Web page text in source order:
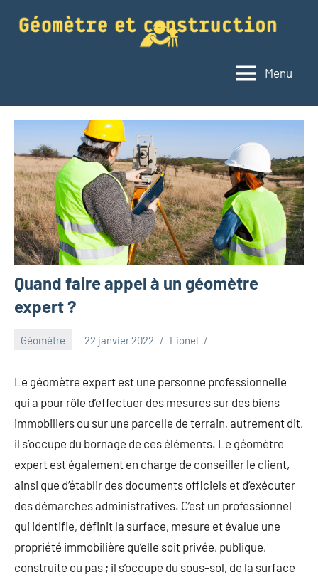
et
construction
Menu
Quand faire appel à un géomètre
expert ?
Géomètre 22 janvier 2022 Lionel
Le géomètre expert est une personne professionnelle
qui a pour rôle d’effectuer des mesures sur des biens
immobiliers ou sur une parcelle de terrain, autrement dit,
il s’occupe du bornage de ces éléments. Le géomètre
expert est également en charge de conseiller le client,
ainsi que d’établir des documents officiels et d’exécuter
des démarches administratives. C’est un professionnel
qui identifie, définit la surface, mesure et évalue une
propriété immobilière qu’elle soit privée, publique,
construite ou pas ; il s’occupe du sous-sol, de la surface